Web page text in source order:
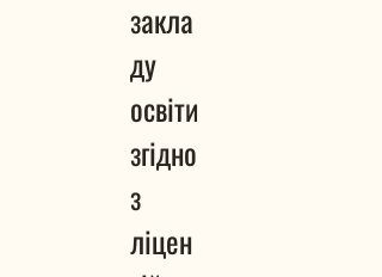
закла
ду
освіти
згідно
з
ліцен